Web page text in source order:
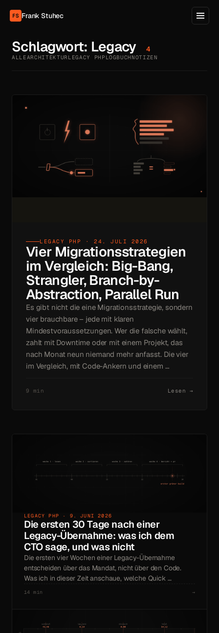
FS Frank Stuhec
Schlagwort: Legacy 4
ALLEARCHITEKTUR LEGACY PHP LOGBUCHNOTIZEN
LEGACY PHP · 24. JULI 2026
Vier Migrationsstrategien
im Vergleich: Big-Bang,
Strangler, Branch-by-
Abstraction, Parallel Run
Es gibt nicht die eine Migrationsstrategie, sondern
vier brauchbare – jede mit klaren
Mindestvoraussetzungen. Wer die falsche wählt,
zahlt mit Downtime oder mit einem Projekt, das
nach Monat neun niemand mehr anfasst. Die vier
im Vergleich, mit Code-Ankern und einem …
9 min Lesen →
LEGACY PHP · 9. JUNI 2026
Die ersten 30 Tage nach einer
Legacy-Übernahme: was ich dem
CTO sage, und was nicht
Die ersten vier Wochen einer Legacy-Übernahme
entscheiden über das Mandat, nicht über den Code.
Was ich in dieser Zeit anschaue, welche Quick …
14 min →